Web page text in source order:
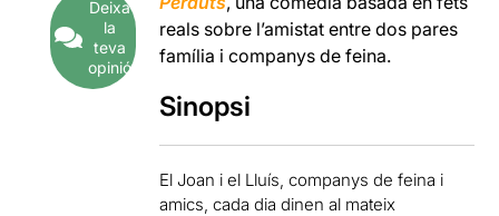
Deixa
la
teva
opinió
reals sobre l’amistat entre dos pares
família i companys de feina.
Sinopsi
El Joan i el Lluís, companys de feina i
amics, cada dia dinen al mateix